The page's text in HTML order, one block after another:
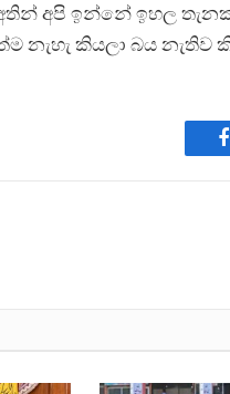
අපි ඉන්නේ ඉහල
නැහැ කියලා බය නැතිව